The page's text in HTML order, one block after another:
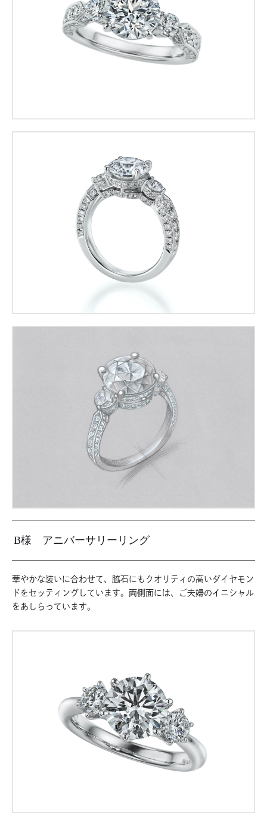
B様 アニバーサリーリング
華やかな装いに合わせて、脇石にもクオリティの高いダイヤモン
ドをセッティングしています。両側面には、ご夫婦のイニシャル
をあしらっています。